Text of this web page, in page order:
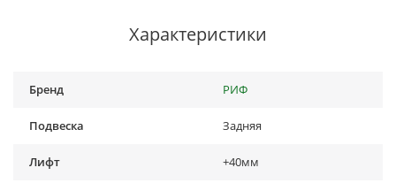
Характеристики
Бренд РИФ
Подвеска Задняя
Лифт +40мм